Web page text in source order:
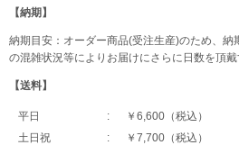
【納期】
納期目安：オーダー商品(受注生産)のため、
の混雑状況等によりお届けにさらに日数を頂戴
【送料】
平日
￥6,600（税込）
土日祝
￥7,700（税込）